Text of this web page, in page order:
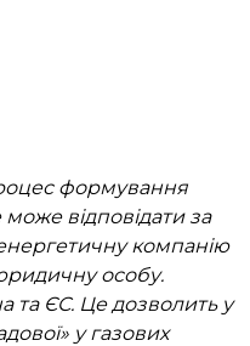
формування
може відповідати за
компанію
особу.
та ЄС. Це дозволить у
у газових